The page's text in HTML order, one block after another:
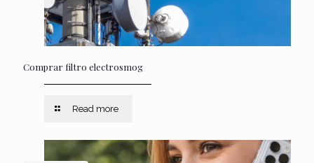
Comprar filtro electrosmog
Read more